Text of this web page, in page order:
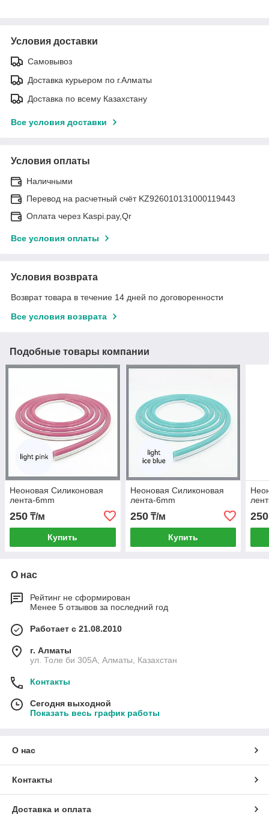
Условия доставки
Самовывоз
Доставка курьером по г.Алматы
Доставка по всему Казахстану
Все условия доставки
Условия оплаты
Наличными
Перевод на расчетный счёт KZ926010131000119443
Оплата через Kaspi.pay,Qr
Все условия оплаты
Условия возврата
Возврат товара в течение 14 дней по договоренности
Все условия возврата
Подобные товары компании
Неоновая Силиконовая
лента-6mm
250 ₸/м
Купить
Неоновая Силиконовая
лента-6mm
250₸/м
Купить
250
О нас
Рейтинг не сформирован
Менее 5 отзывов за последний год
Работает с 21.08.2010
г. Алматы
ул. Толе би 305А, Алматы, Казахстан
Контакты
Сегодня выходной
Показать весь график работы
О нас
Контакты
Доставка и оплата